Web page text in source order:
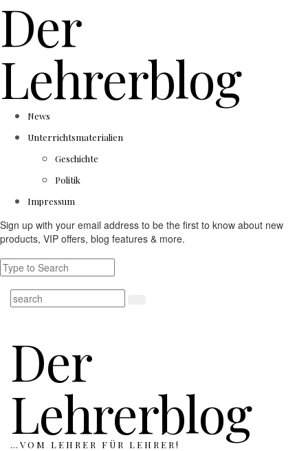
Der
Lehrerblog
News
Unterrichtsmaterialien
Geschichte
Politik
Impressum
Sign up with your email address to be the first to know about new
products, VIP offers, blog features & more.
Der
Lehrerblog
…VOM LEHRER FÜR LEHRER!